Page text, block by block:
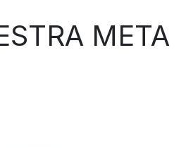
META